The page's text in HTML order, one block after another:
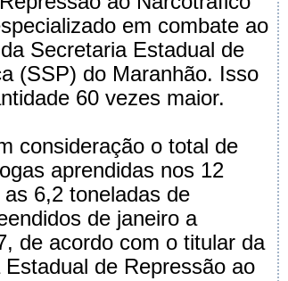
em combate ao
Secretaria Estadual de
(SSP) do Maranhão. Isso
60 vezes maior.
consideração o total de
aprendidas nos 12
6,2 toneladas de
de janeiro a
de acordo com o titular da
de Repressão ao